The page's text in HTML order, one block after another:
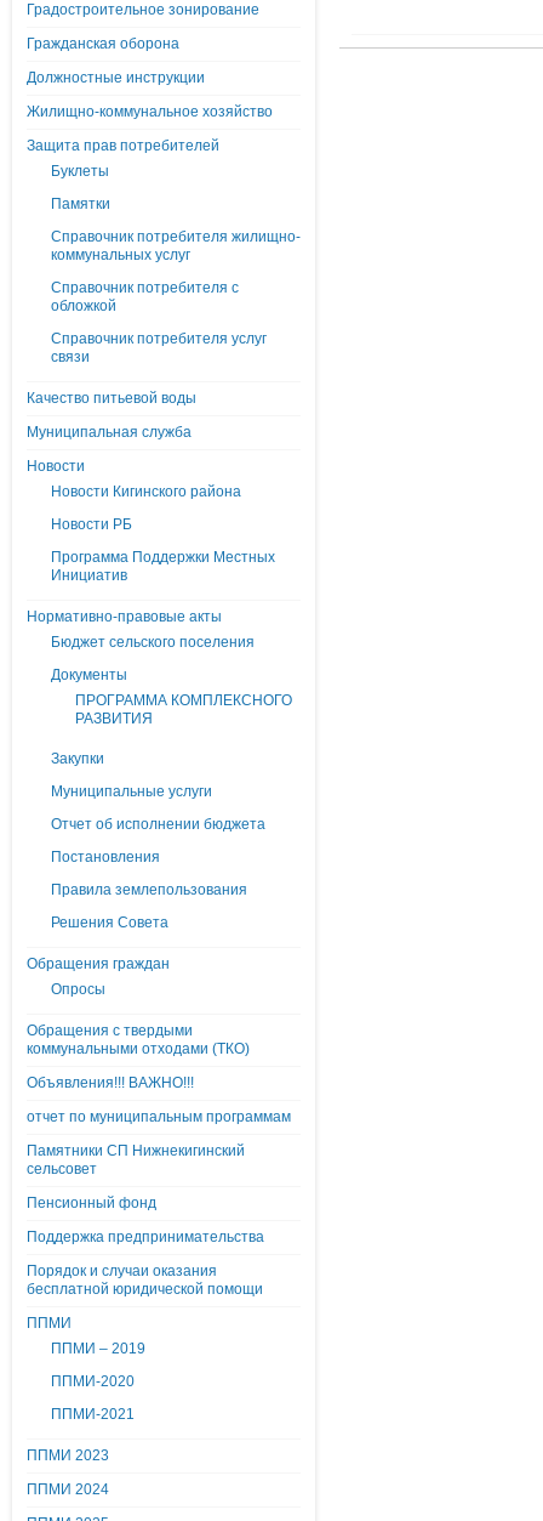
Градостроительное зонирование
Гражданская оборона
Должностные инструкции
Жилищно-коммунальное хозяйство
Защита прав потребителей
Буклеты
Памятки
Справочник потребителя жилищно-
коммунальных услуг
Справочник потребителя с
обложкой
Справочник потребителя услуг
связи
Качество питьевой воды
Муниципальная служба
Новости
Новости Кигинского района
Новости РБ
Программа Поддержки Местных
Инициатив
Нормативно-правовые акты
Бюджет сельского поселения
Документы
ПРОГРАММА КОМПЛЕКСНОГО
РАЗВИТИЯ
Закупки
Муниципальные услуги
Отчет об исполнении бюджета
Постановления
Правила землепользования
Решения Совета
Обращения граждан
Опросы
Обращения с твердыми
коммунальными отходами (ТКО)
Объявления!!! ВАЖНО!!!
отчет по муниципальным программам
Памятники СП Нижнекигинский
сельсовет
Пенсионный фонд
Поддержка предпринимательства
Порядок и случаи оказания
бесплатной юридической помощи
ППМИ
ППМИ – 2019
ППМИ-2020
ППМИ-2021
ППМИ 2023
ППМИ 2024